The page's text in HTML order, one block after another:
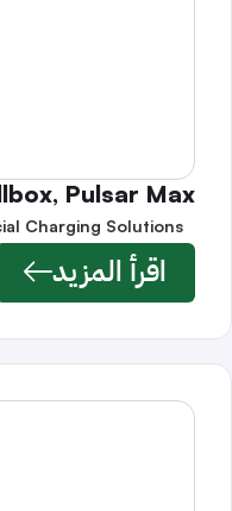
Pulsar Max
Charging Solutions
اقرأ المزيد